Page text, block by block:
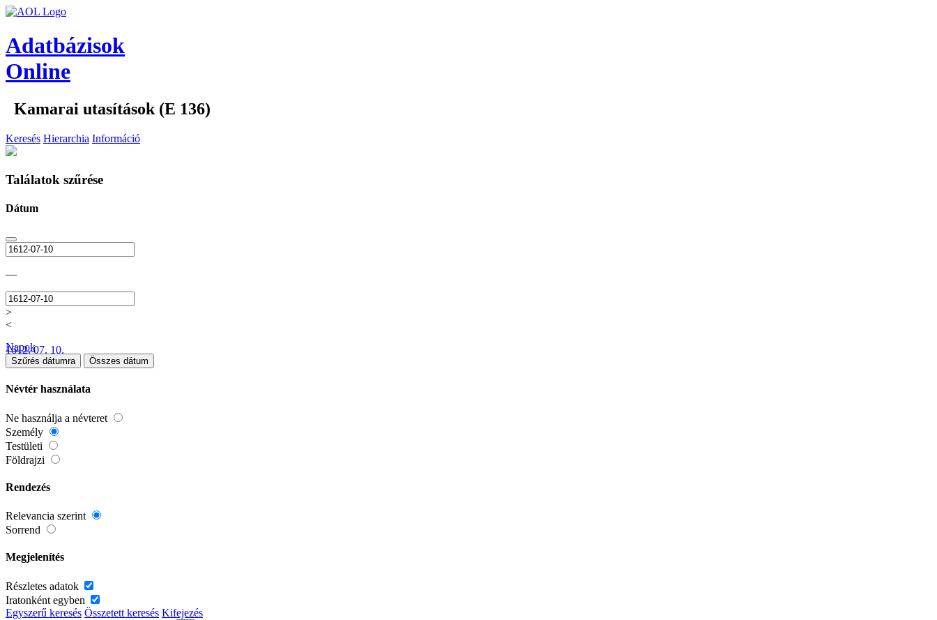
Adatbázisok
Online
Kamarai utasítások (E 136)
Keresés Hierarchia Információ
Találatok szűrése
Dátum
—
>
<
1612. 07. 10.
Napok
Szűrés dátumra Összes dátum
Névtér használata
Ne használja a névteret
Személy
Testületi
Földrajzi
Rendezés
Relevancia szerint
Sorrend
Megjelenítés
Részletes adatok
Iratonként egyben
Egyszerű keresés Összetett keresés Kifejezés